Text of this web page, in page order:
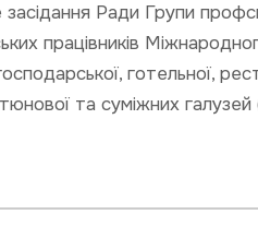
Ради Групи
працівників
готельної,
та суміжних галузей